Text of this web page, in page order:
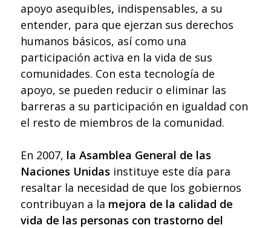
apoyo asequibles, indispensables, a su
entender, para que ejerzan sus derechos
humanos básicos, así como una
participación activa en la vida de sus
comunidades. Con esta tecnología de
apoyo, se pueden reducir o eliminar las
barreras a su participación en igualdad con
el resto de miembros de la comunidad.
En 2007, la Asamblea General de las
Naciones Unidas instituye este día para
resaltar la necesidad de que los gobiernos
contribuyan a la mejora de la calidad de
vida de las personas con trastorno del